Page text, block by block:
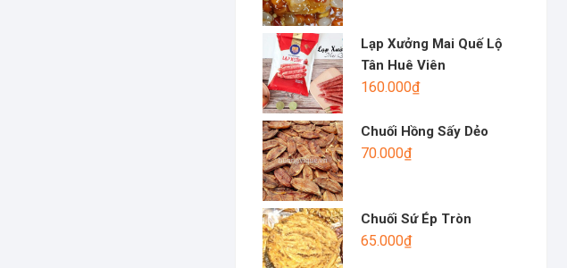
Lạp Xưởng Mai Quế Lộ
Tân Huê Viên
160.000₫
Chuối Hồng Sấy Dẻo
70.000₫
Chuối Sứ Ép Tròn
65.000₫